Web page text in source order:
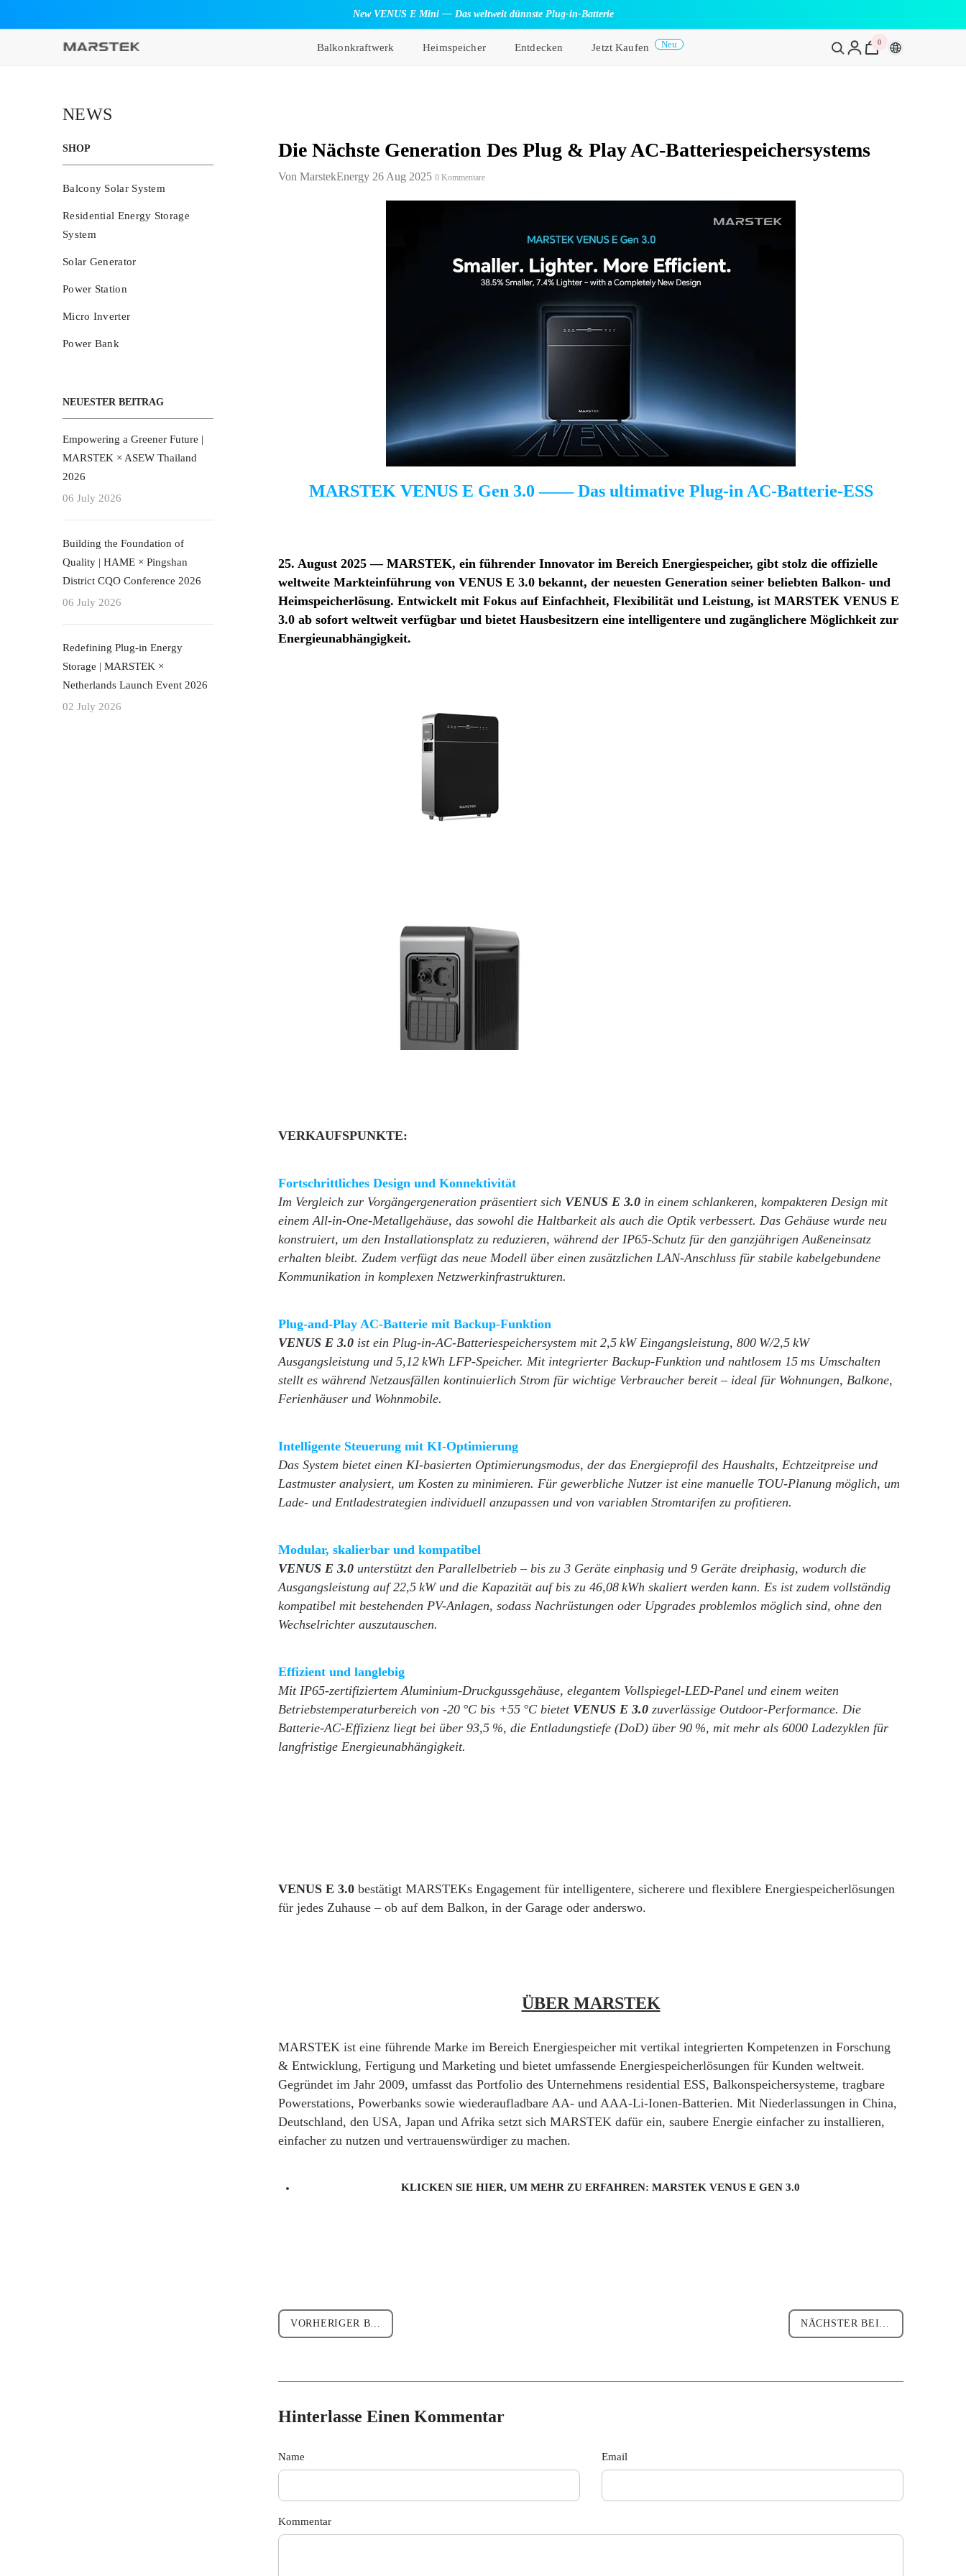
New VENUS E Mini — Das weltweit dünnste Plug-in-Batterie
Balkonkraftwerk Heimspeicher Entdecken Jetzt Kaufen Neu 00
NEWS
SHOP
Balcony Solar System
Residential Energy Storage
System
Solar Generator
Power Station
Micro Inverter
Power Bank
NEUESTER BEITRAG
Empowering a Greener Future |
MARSTEK × ASEW Thailand
2026
06 July 2026
Building the Foundation of
Quality | HAME × Pingshan
District CQO Conference 2026
06 July 2026
Redefining Plug-in Energy
Storage | MARSTEK ×
Netherlands Launch Event 2026
02 July 2026
Die Nächste Generation Des Plug & Play AC-Batteriespeichersystems
Von MarstekEnergy 26 Aug 2025 0 Kommentare
MARSTEK VENUS E Gen 3.0 ——Das ultimative Plug-in AC-Batterie-ESS
25. August 2025 — MARSTEK, ein führender Innovator im Bereich Energiespeicher, gibt stolz die offizielle
weltweite Markteinführung von VENUS E 3.0 bekannt, der neuesten Generation seiner beliebten Balkon- und
Heimspeicherlösung. Entwickelt mit Fokus auf Einfachheit, Flexibilität und Leistung, ist MARSTEK VENUS E
3.0 ab sofort weltweit verfügbar und bietet Hausbesitzern eine intelligentere und zugänglichere Möglichkeit zur
Energieunabhängigkeit.
VERKAUFSPUNKTE:
Fortschrittliches Design und Konnektivität
Im Vergleich zur Vorgängergeneration präsentiert sich VENUS E 3.0 in einem schlankeren, kompakteren Design mit
einem All-in-One-Metallgehäuse, das sowohl die Haltbarkeit als auch die Optik verbessert. Das Gehäuse wurde neu
konstruiert, um den Installationsplatz zu reduzieren, während der IP65-Schutz für den ganzjährigen Außeneinsatz
erhalten bleibt. Zudem verfügt das neue Modell über einen zusätzlichen LAN-Anschluss für stabile kabelgebundene
Kommunikation in komplexen Netzwerkinfrastrukturen.
Plug-and-Play AC-Batterie mit Backup-Funktion
VENUS E 3.0 ist ein Plug-in-AC-Batteriespeichersystem mit 2,5 kW Eingangsleistung, 800 W/2,5 kW
Ausgangsleistung und 5,12 kWh LFP-Speicher. Mit integrierter Backup-Funktion und nahtlosem 15 ms Umschalten
stellt es während Netzausfällen kontinuierlich Strom für wichtige Verbraucher bereit – ideal für Wohnungen, Balkone,
Ferienhäuser und Wohnmobile.
Intelligente Steuerung mit KI-Optimierung
Das System bietet einen KI-basierten Optimierungsmodus, der das Energieprofil des Haushalts, Echtzeitpreise und
Lastmuster analysiert, um Kosten zu minimieren. Für gewerbliche Nutzer ist eine manuelle TOU-Planung möglich, um
Lade- und Entladestrategien individuell anzupassen und von variablen Stromtarifen zu profitieren.
Modular, skalierbar und kompatibel
VENUS E 3.0 unterstützt den Parallelbetrieb – bis zu 3 Geräte einphasig und 9 Geräte dreiphasig, wodurch die
Ausgangsleistung auf 22,5 kW und die Kapazität auf bis zu 46,08 kWh skaliert werden kann. Es ist zudem vollständig
kompatibel mit bestehenden PV-Anlagen, sodass Nachrüstungen oder Upgrades problemlos möglich sind, ohne den
Wechselrichter auszutauschen.
Effizient und langlebig
Mit IP65-zertifiziertem Aluminium-Druckgussgehäuse, elegantem Vollspiegel-LED-Panel und einem weiten
Betriebstemperaturbereich von -20 °C bis +55 °C bietet VENUS E 3.0 zuverlässige Outdoor-Performance. Die
Batterie-AC-Effizienz liegt bei über 93,5 %, die Entladungstiefe (DoD) über 90 %, mit mehr als 6000 Ladezyklen für
langfristige Energieunabhängigkeit.
VENUS E 3.0 bestätigt MARSTEKs Engagement für intelligentere, sicherere und flexiblere Energiespeicherlösungen
für jedes Zuhause – ob auf dem Balkon, in der Garage oder anderswo.
ÜBER MARSTEK
MARSTEK ist eine führende Marke im Bereich Energiespeicher mit vertikal integrierten Kompetenzen in Forschung
& Entwicklung, Fertigung und Marketing und bietet umfassende Energiespeicherlösungen für Kunden weltweit.
Gegründet im Jahr 2009, umfasst das Portfolio des Unternehmens residential ESS, Balkonspeichersysteme, tragbare
Powerstations, Powerbanks sowie wiederaufladbare AA- und AAA-Li-Ionen-Batterien. Mit Niederlassungen in China,
Deutschland, den USA, Japan und Afrika setzt sich MARSTEK dafür ein, saubere Energie einfacher zu installieren,
einfacher zu nutzen und vertrauenswürdiger zu machen.
KLICKEN SIE HIER, UM MEHR ZU ERFAHREN: MARSTEK VENUS E GEN 3.0
VORHERIGER BEITRAG NÄCHSTER BEITRAG
Hinterlasse Einen Kommentar
Name Email
Kommentar